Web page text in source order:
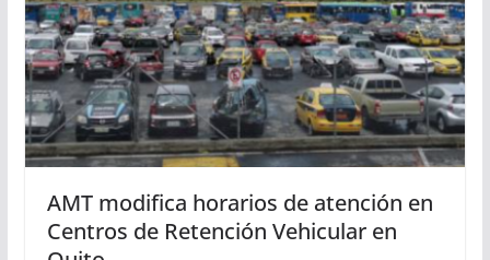
AMT modifica horarios de atención en
Centros de Retención Vehicular en